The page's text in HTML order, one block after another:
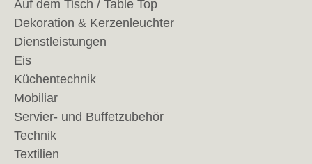
Auf dem Tisch / Table Top
Dekoration & Kerzenleuchter
Dienstleistungen
Eis
Küchentechnik
Mobiliar
Servier- und Buffetzubehör
Technik
Textilien